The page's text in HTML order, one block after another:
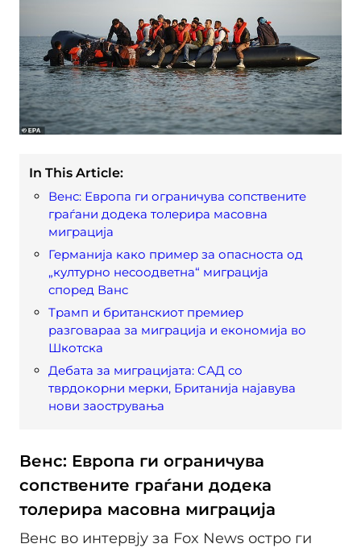
In This Article:
Венс: Европа ги ограничува сопствените
граѓани додека толерира масовна
миграција
Германија како пример за опасноста од
„културно несоодветна“ миграција
според Ванс
Трамп и британскиот премиер
разговараа за миграција и економија во
Шкотска
Дебата за миграцијата: САД со
тврдокорни мерки, Британија најавува
нови заострувања
Венс: Европа ги ограничува
сопствените граѓани додека
толерира масовна миграција
Венс во интервју за Fox News остро ги